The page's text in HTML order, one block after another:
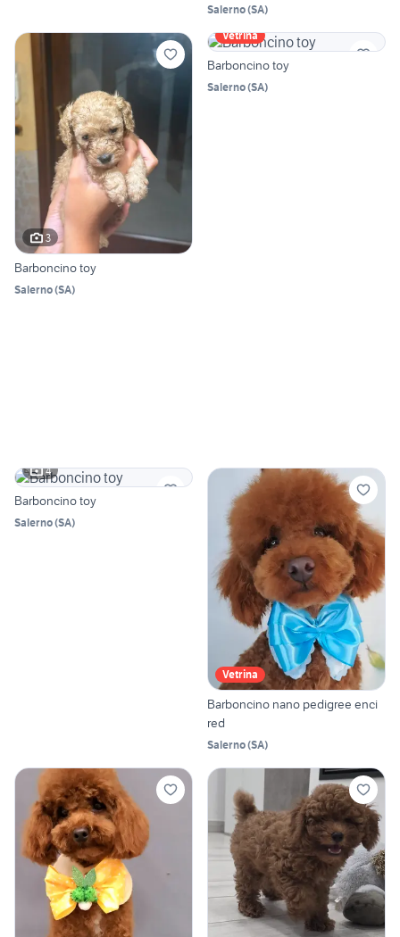
Salerno(SA)
3
Barboncino toy
Salerno(SA)
Vetrina
Barboncino toy
Salerno(SA)
4
Barboncino toy
Salerno(SA)
Vetrina
Barboncino nano pedigree enci
red
Salerno(SA)